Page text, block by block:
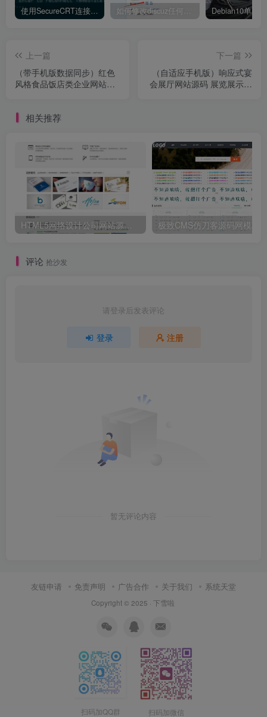
使用SecureCRT连接Ubuntu20.04报错：Key exchange failed. No compatible key exchange method. 如何修改discuz任何模板的编辑器默认字体类型和默认字体大小
上一篇
（带手机版数据同步）红色
风格食品饭店类企业网站源
下一篇
（自适应手机版）响应式宴
会展厅网站源码 展览展示类
相关推荐
HTML5网络设计公司网站源码 织梦dedecms整站模板
评论 抢沙发
请登录后发表评论
登录 注册
暂无评论内容
友链申请 免责声明 广告合作 关于我们 系统天堂
Copyright © 2025 · 下雪啦
扫码加QQ群 扫码加微信